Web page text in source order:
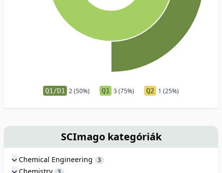
Q1/D1 2 (50%) Q1 3 (75%) Q2 1 (25%)
SCImago kategóriák
Chemical Engineering 3